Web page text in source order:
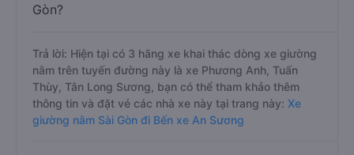
Gòn?
Trả lời: Hiện tại có 3 hãng xe khai thác dòng xe giường
nằm trên tuyến đường này là xe Phương Anh, Tuấn
Thùy, Tân Long Sương, bạn có thể tham khảo thêm
thông tin và đặt vé các nhà xe này tại trang này: Xe
giường nằm Sài Gòn đi Bến xe An Sương